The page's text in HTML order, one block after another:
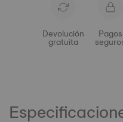
Devolución
gratuita
Pagos